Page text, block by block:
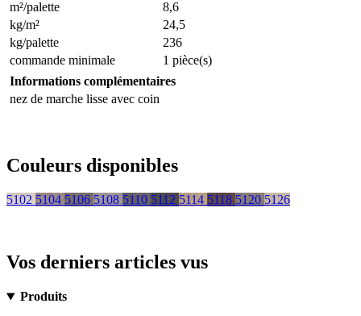
m²/palette
8,6
kg/m²
24,5
kg/palette
236
commande minimale
1 pièce(s)
Informations complémentaires
nez de marche lisse avec coin
Couleurs disponibles
5102 5104 5106 5108 5110 5112 5114 5118 5120 5126
Vos derniers articles vus
Produits